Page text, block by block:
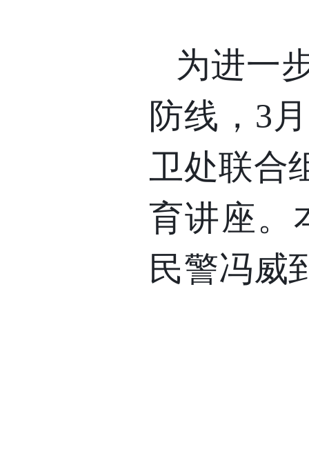
为进一
防线， 3 月
卫处联合
育讲座。
民警冯威